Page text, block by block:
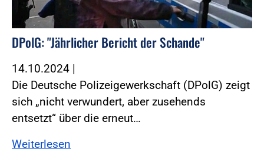
DPolG: "Jährlicher Bericht der Schande"
14.10.2024 |
Die Deutsche Polizeigewerkschaft (DPolG) zeigt
sich „nicht verwundert, aber zusehends
entsetzt“ über die erneut…
Weiterlesen